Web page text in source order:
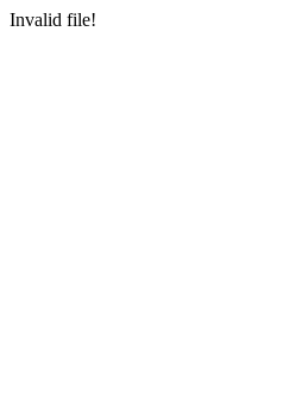
Invalid file!